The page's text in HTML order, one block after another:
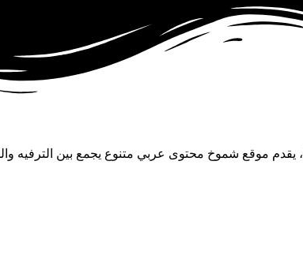
شموخ – ترفيه وثقافة عربية منذ عام 2008، يقدم موقع شموخ محتوى عربي